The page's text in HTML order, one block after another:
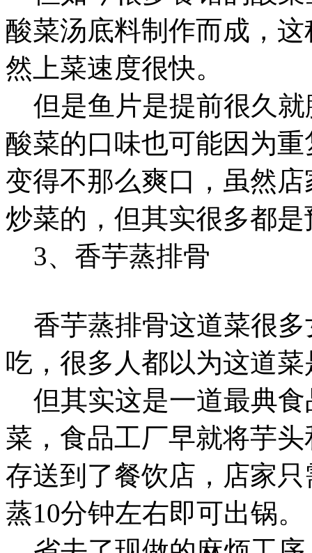
酸菜汤底料制作而成，
然上菜速度很快。
但是鱼片是提前很久就
酸菜的口味也可能因为
变得不那么爽口，虽然
炒菜的，但其实很多都
3、香芋蒸排骨
香芋蒸排骨这道菜很多
吃，很多人都以为这道
但其实这是一道最典食
菜，食品工厂早就将芋
存送到了餐饮店，店家
蒸10分钟左右即可出锅。